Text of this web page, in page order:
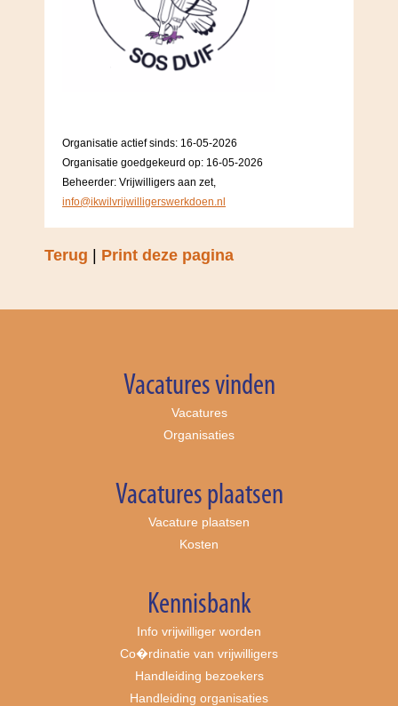
Organisatie actief sinds: 16-05-2026
Organisatie goedgekeurd op: 16-05-2026
Beheerder: Vrijwilligers aan zet,
info@ikwilvrijwilligerswerkdoen.nl
Terug | Print deze pagina
Vacatures vinden
Vacatures
Organisaties
Vacatures plaatsen
Vacature plaatsen
Kosten
Kennisbank
Info vrijwilliger worden
Co�rdinatie van vrijwilligers
Handleiding bezoekers
Handleiding organisaties